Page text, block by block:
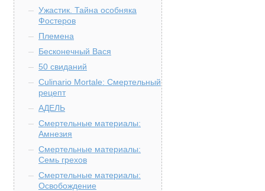
Ужастик. Тайна особняка
Фостеров
Племена
Бесконечный Вася
50 свиданий
Culinario Mortale: Смертельный
рецепт
АДЕЛЬ
Смертельные материалы:
Амнезия
Смертельные материалы:
Семь грехов
Смертельные материалы:
Освобождение